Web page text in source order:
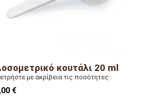
κουτάλι 20 ml
με ακρίβεια τις ποσότητες
€